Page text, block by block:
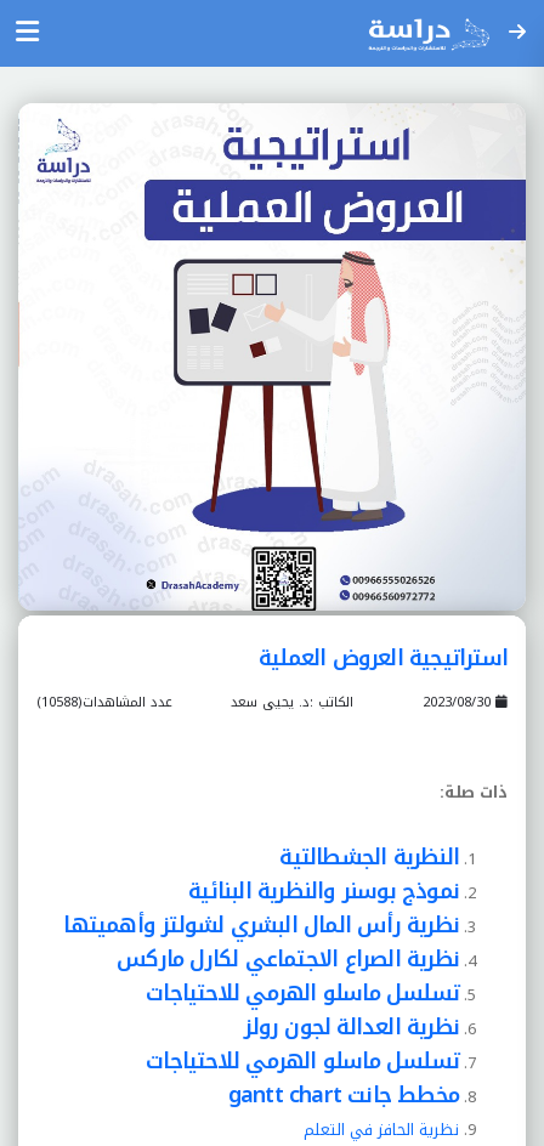
استراتيجية العروض العملية
عدد المشاهدات(10588) الكاتب :د. يحيى سعد
ذات صلة:
النظرية الجشطالتية
نموذج بوسنر والنظرية البنائية
نظرية رأس المال البشري لشولتز وأهميتها
نظرية الصراع الاجتماعي لكارل ماركس
تسلسل ماسلو الهرمي للاحتياجات
نظرية العدالة لجون رولز
تسلسل ماسلو الهرمي للاحتياجات
مخطط جانت gantt chart
نظرية الحافز في التعلم